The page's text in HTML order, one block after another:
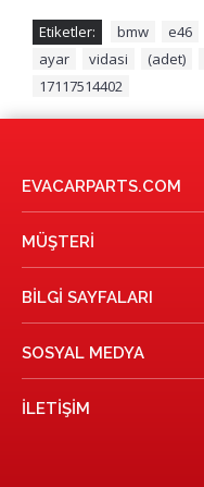
Etiketler: bmw e46
ayar
vidasi (adet)
17117514402
EVACARPARTS.COM
MÜŞTERI
BILGI SAYFALARI
SOSYAL MEDYA
İLETIŞIM